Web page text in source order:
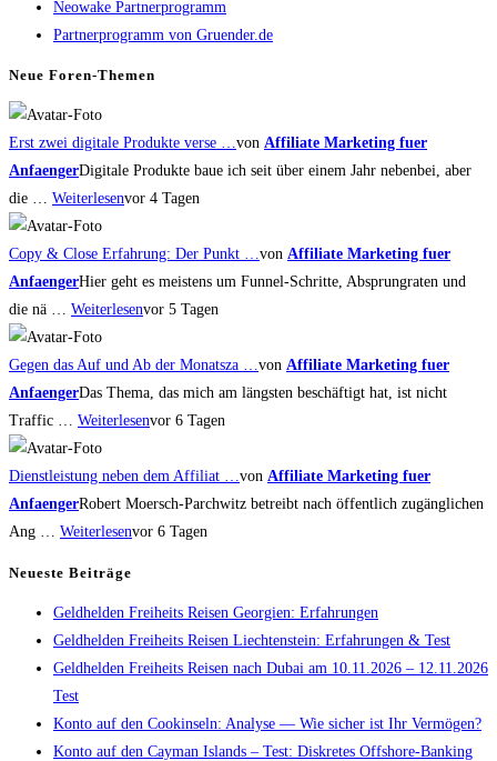
the
search
Neowake Partnerprogramm
Partnerprogramm von Gruender.de
Neue Foren-Themen
Erst zwei digitale Produkte verse …von Affiliate Marketing fuer
AnfaengerDigitale Produkte baue ich seit über einem Jahr nebenbei, aber
die … Weiterlesenvor 4 Tagen
Copy & Close Erfahrung: Der Punkt …von Affiliate Marketing fuer
AnfaengerHier geht es meistens um Funnel-Schritte, Absprungraten und
die nä … Weiterlesenvor 5 Tagen
Gegen das Auf und Ab der Monatsza …von Affiliate Marketing fuer
AnfaengerDas Thema, das mich am längsten beschäftigt hat, ist nicht
Traffic … Weiterlesenvor 6 Tagen
Dienstleistung neben dem Affiliat …von Affiliate Marketing fuer
AnfaengerRobert Moersch-Parchwitz betreibt nach öffentlich zugänglichen
Ang … Weiterlesenvor 6 Tagen
Neueste Beiträge
Geldhelden Freiheits Reisen Georgien: Erfahrungen
Geldhelden Freiheits Reisen Liechtenstein: Erfahrungen & Test
Geldhelden Freiheits Reisen nach Dubai am 10.11.2026 – 12.11.2026
Test
Konto auf den Cookinseln: Analyse — Wie sicher ist Ihr Vermögen?
Konto auf den Cayman Islands – Test: Diskretes Offshore-Banking